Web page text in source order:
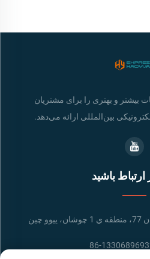
و بهتری را برای مشتریان
بین‌المللی ارائه می‌دهد.
ارتباط باشید